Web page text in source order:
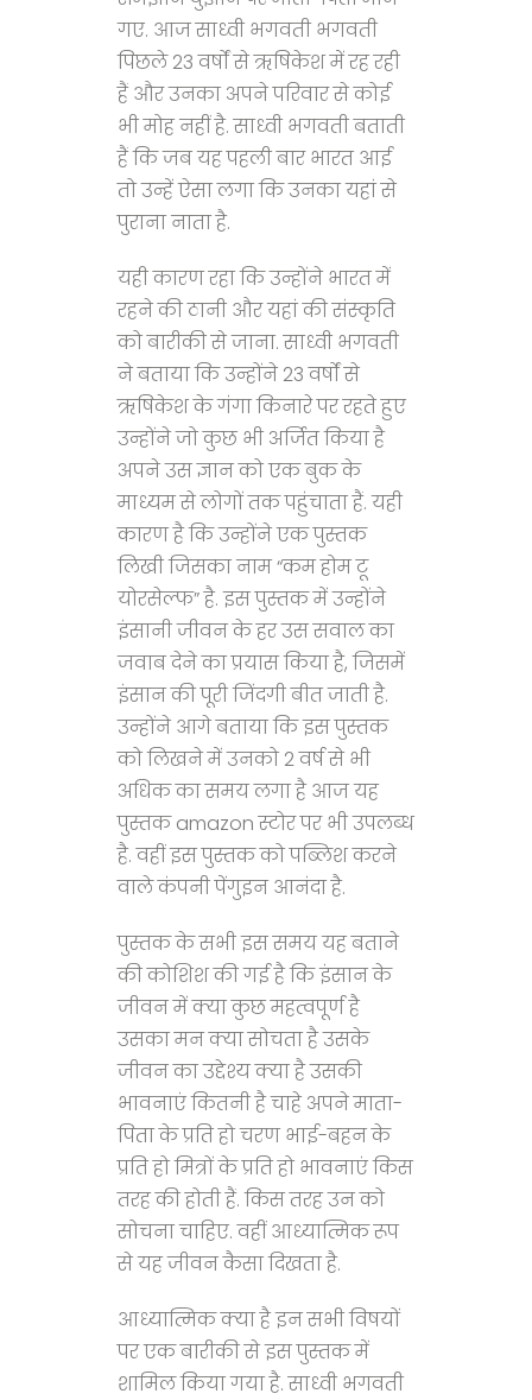
गए. आज साध्वी भगवती भगवती
पिछले 23 वर्षों से ऋषिकेश में रह रही
हैं और उनका अपने परिवार से कोई
भी मोह नहीं है. साध्वी भगवती बताती
हैं कि जब यह पहली बार भारत आई
तो उन्हें ऐसा लगा कि उनका यहां से
पुराना नाता है.
यही कारण रहा कि उन्होंने भारत में
रहने की ठानी और यहां की संस्कृति
को बारीकी से जाना. साध्वी भगवती
ने बताया कि उन्होंने 23 वर्षों से
ऋषिकेश के गंगा किनारे पर रहते हुए
उन्होंने जो कुछ भी अर्जित किया है
अपने उस ज्ञान को एक बुक के
माध्यम से लोगों तक पहुंचाता हैं. यही
कारण है कि उन्होंने एक पुस्तक
लिखी जिसका नाम “कम होम टू
योरसेल्फ” है. इस पुस्तक में उन्होंने
इंसानी जीवन के हर उस सवाल का
जवाब देने का प्रयास किया है, जिसमें
इंसान की पूरी जिंदगी बीत जाती है.
उन्होंने आगे बताया कि इस पुस्तक
को लिखने में उनको 2 वर्ष से भी
अधिक का समय लगा है आज यह
पुस्तक amazon स्टोर पर भी उपलब्ध
है. वहीं इस पुस्तक को पब्लिश करने
वाले कंपनी पेंगुइन आनंदा है.
पुस्तक के सभी इस समय यह बताने
की कोशिश की गई है कि इंसान के
जीवन में क्या कुछ महत्वपूर्ण है
उसका मन क्या सोचता है उसके
जीवन का उद्देश्य क्या है उसकी
भावनाएं कितनी है चाहे अपने माता-
पिता के प्रति हो चरण भाई-बहन के
प्रति हो मित्रों के प्रति हो भावनाएं किस
तरह की होती हैं. किस तरह उन को
सोचना चाहिए. वहीं आध्यात्मिक रूप
से यह जीवन कैसा दिखता है.
आध्यात्मिक क्या है इन सभी विषयों
पर एक बारीकी से इस पुस्तक में
शामिल किया गया है. साध्वी भगवती